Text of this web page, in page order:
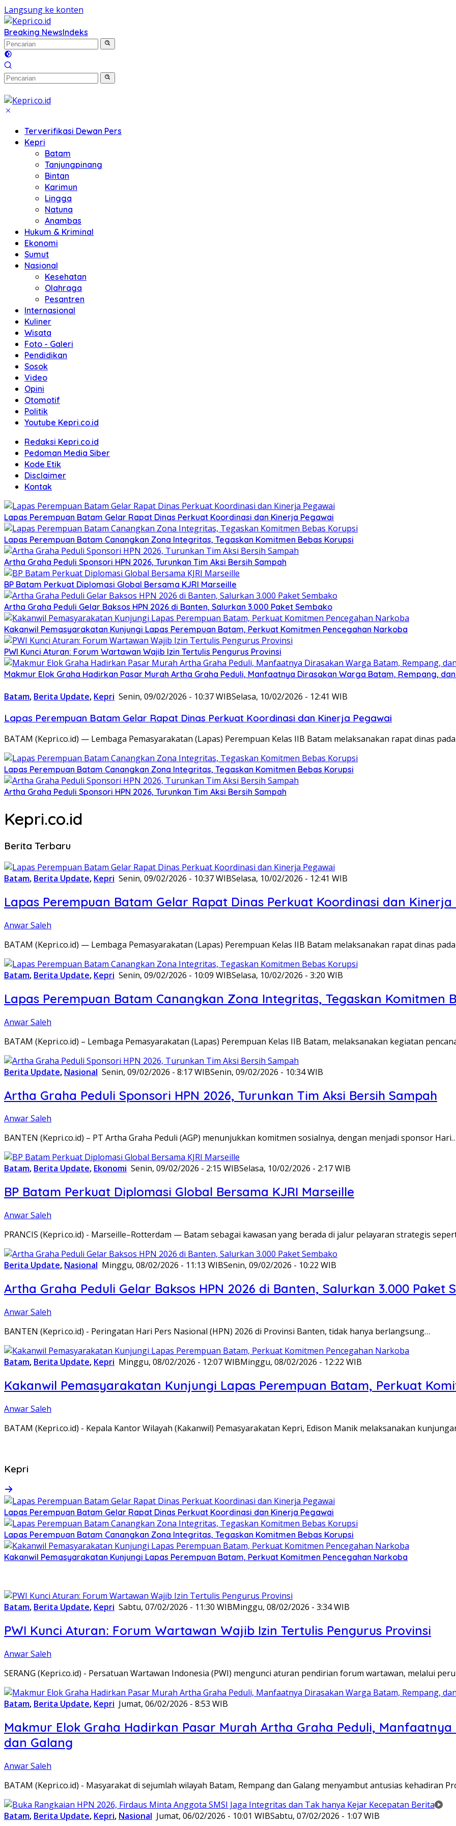
Langsung ke konten
Breaking NewsIndeks
Terverifikasi Dewan Pers
Kepri
Batam
Tanjungpinang
Bintan
Karimun
Lingga
Natuna
Anambas
Hukum & Kriminal
Ekonomi
Sumut
Nasional
Kesehatan
Olahraga
Pesantren
Internasional
Kuliner
Wisata
Foto - Galeri
Pendidikan
Sosok
Video
Opini
Otomotif
Politik
Youtube Kepri.co.id
Redaksi Kepri.co.id
Pedoman Media Siber
Kode Etik
Disclaimer
Kontak
Lapas Perempuan Batam Gelar Rapat Dinas Perkuat Koordinasi dan Kinerja Pegawai
Lapas Perempuan Batam Canangkan Zona Integritas, Tegaskan Komitmen Bebas Korupsi
Artha Graha Peduli Sponsori HPN 2026, Turunkan Tim Aksi Bersih Sampah
BP Batam Perkuat Diplomasi Global Bersama KJRI Marseille
Artha Graha Peduli Gelar Baksos HPN 2026 di Banten, Salurkan 3.000 Paket Sembako
Kakanwil Pemasyarakatan Kunjungi Lapas Perempuan Batam, Perkuat Komitmen Pencegahan Narkoba
PWI Kunci Aturan: Forum Wartawan Wajib Izin Tertulis Pengurus Provinsi
Makmur Elok Graha Hadirkan Pasar Murah Artha Graha Peduli, Manfaatnya Dirasakan Warga Batam, Rempang,
Batam, Berita Update, Kepri Senin, 09/02/2026 - 10:37 WIBSelasa, 10/02/2026 - 12:41 WIB
Lapas Perempuan Batam Gelar Rapat Dinas Perkuat Koordinasi dan Kinerja Pegawai
BATAM (Kepri.co.id) — Lembaga Pemasyarakatan (Lapas) Perempuan Kelas IIB Batam melaksanakan rapat dinas
Lapas Perempuan Batam Canangkan Zona Integritas, Tegaskan Komitmen Bebas Korupsi
Artha Graha Peduli Sponsori HPN 2026, Turunkan Tim Aksi Bersih Sampah
Kepri.co.id
Berita Terbaru
Batam, Berita Update, Kepri Senin, 09/02/2026 - 10:37 WIBSelasa, 10/02/2026 - 12:41 WIB
Lapas Perempuan Batam Gelar Rapat Dinas Perkuat Koordinasi dan Kinerja
Anwar Saleh
BATAM (Kepri.co.id) — Lembaga Pemasyarakatan (Lapas) Perempuan Kelas IIB Batam melaksanakan rapat dinas
Batam, Berita Update, Kepri Senin, 09/02/2026 - 10:09 WIBSelasa, 10/02/2026 - 3:20 WIB
Lapas Perempuan Batam Canangkan Zona Integritas, Tegaskan Komitmen
Anwar Saleh
BATAM (Kepri.co.id) – Lembaga Pemasyarakatan (Lapas) Perempuan Kelas IIB Batam, melaksanakan kegiatan
Berita Update, Nasional Senin, 09/02/2026 - 8:17 WIBSenin, 09/02/2026 - 10:34 WIB
Artha Graha Peduli Sponsori HPN 2026, Turunkan Tim Aksi Bersih Sampah
Anwar Saleh
BANTEN (Kepri.co.id) – PT Artha Graha Peduli (AGP) menunjukkan komitmen sosialnya, dengan menjadi sponsor Hari…
Batam, Berita Update, Ekonomi Senin, 09/02/2026 - 2:15 WIBSelasa, 10/02/2026 - 2:17 WIB
BP Batam Perkuat Diplomasi Global Bersama KJRI Marseille
Anwar Saleh
PRANCIS (Kepri.co.id) - Marseille–Rotterdam — Batam sebagai kawasan yang berada di jalur pelayaran strategis
Berita Update, Nasional Minggu, 08/02/2026 - 11:13 WIBSenin, 09/02/2026 - 10:22 WIB
Artha Graha Peduli Gelar Baksos HPN 2026 di Banten, Salurkan 3.000 Paket
Anwar Saleh
BANTEN (Kepri.co.id) - Peringatan Hari Pers Nasional (HPN) 2026 di Provinsi Banten, tidak hanya berlangsung…
Batam, Berita Update, Kepri Minggu, 08/02/2026 - 12:07 WIBMinggu, 08/02/2026 - 12:22 WIB
Kakanwil Pemasyarakatan Kunjungi Lapas Perempuan Batam, Perkuat
Anwar Saleh
BATAM (Kepri.co.id) - Kepala Kantor Wilayah (Kakanwil) Pemasyarakatan Kepri, Edison Manik melaksanakan
Kepri
Lapas Perempuan Batam Gelar Rapat Dinas Perkuat Koordinasi dan Kinerja Pegawai
Lapas Perempuan Batam Canangkan Zona Integritas, Tegaskan Komitmen Bebas Korupsi
Kakanwil Pemasyarakatan Kunjungi Lapas Perempuan Batam, Perkuat Komitmen Pencegahan Narkoba
Batam, Berita Update, Kepri Sabtu, 07/02/2026 - 11:30 WIBMinggu, 08/02/2026 - 3:34 WIB
PWI Kunci Aturan: Forum Wartawan Wajib Izin Tertulis Pengurus Provinsi
Anwar Saleh
SERANG (Kepri.co.id) - Persatuan Wartawan Indonesia (PWI) mengunci aturan pendirian forum wartawan, melalui
Batam, Berita Update, Kepri Jumat, 06/02/2026 - 8:53 WIB
Makmur Elok Graha Hadirkan Pasar Murah Artha Graha Peduli,
dan Galang
Anwar Saleh
BATAM (Kepri.co.id) - Masyarakat di sejumlah wilayah Batam, Rempang dan Galang menyambut antusias kehadiran
Batam, Berita Update, Kepri, Nasional Jumat, 06/02/2026 - 10:01 WIBSabtu, 07/02/2026 - 1:07 WIB